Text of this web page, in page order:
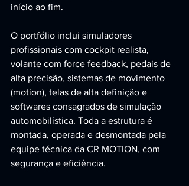
início ao fim.
O portfólio inclui simuladores
profissionais com cockpit realista,
volante com force feedback, pedais de
alta precisão, sistemas de movimento
(motion), telas de alta definição e
softwares consagrados de simulação
automobilística. Toda a estrutura é
montada, operada e desmontada pela
equipe técnica da CR MOTION, com
segurança e eficiência.